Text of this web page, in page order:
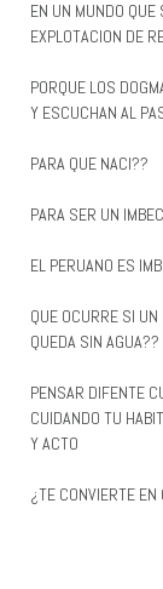
EN UN MUNDO
EXPLOTACION DE
PORQUE LOS
Y ESCUCHAN AL
PARA QUE NACI??
PARA SER UN
EL PERUANO ES
QUE OCURRE SI
QUEDA SIN AGUA??
PENSAR DIFENTE
CUIDANDO TU
Y ACTO
¿TE CONVIERTE